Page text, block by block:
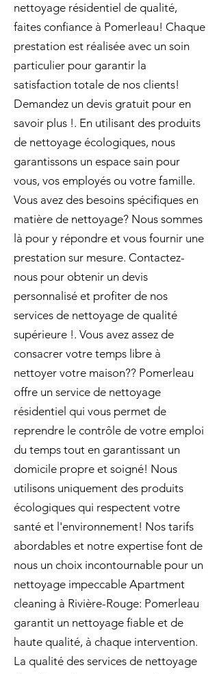
nettoyage résidentiel de qualité,
faites confiance à Pomerleau! Chaque
prestation est réalisée avec un soin
particulier pour garantir la
satisfaction totale de nos clients!
Demandez un devis gratuit pour en
savoir plus !. En utilisant des produits
de nettoyage écologiques, nous
garantissons un espace sain pour
vous, vos employés ou votre famille.
Vous avez des besoins spécifiques en
matière de nettoyage? Nous sommes
là pour y répondre et vous fournir une
prestation sur mesure. Contactez-
nous pour obtenir un devis
personnalisé et profiter de nos
services de nettoyage de qualité
supérieure !. Vous avez assez de
consacrer votre temps libre à
nettoyer votre maison?? Pomerleau
offre un service de nettoyage
résidentiel qui vous permet de
reprendre le contrôle de votre emploi
du temps tout en garantissant un
domicile propre et soigné! Nous
utilisons uniquement des produits
écologiques qui respectent votre
santé et l'environnement! Nos tarifs
abordables et notre expertise font de
nous un choix incontournable pour un
nettoyage impeccable Apartment
cleaning à Rivière-Rouge: Pomerleau
garantit un nettoyage fiable et de
haute qualité, à chaque intervention.
La qualité des services de nettoyage